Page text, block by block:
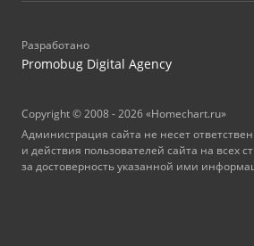
Разработано
Promobug Digital Agency
Copyright © 2008 - 2026 «Homechart.ru»
Администрация сайта не несет
и действия пользователей сайта на всех
за достоверность указанной ими